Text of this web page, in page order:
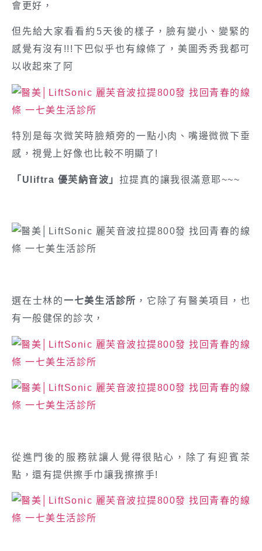
會更好，
但先給大家看看約5天後的樣子，臉有變小、變緊的
感覺有沒有!!!下巴似乎也有線條了，美圖秀秀我都可
以收起來了阿
特別是每次微笑時臉頰旁的一點小肉、嘴邊微微下垂
感，視覺上好像也比較不明顯了!
「Uliftra 優芙納音波」 拉提真的讓我很滿意耶~~~
選在士林的一七美生活診所 ，它除了有醫美項目，也
有一般健保的診次，
從進門後的服務就讓人覺得很貼心，除了有迎賓茶
點，還有提供擦手巾讓我擦擦手!